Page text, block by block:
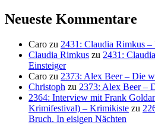
Neueste Kommentare
Caro zu 2431: Claudia Rimkus
Claudia Rimkus zu 2431:
Einsteiger
Caro zu 2373: Alex Beer – Die
Christoph zu 2373: Alex Beer –
2364: Interview mit Frank
Krimifestival) – Krimikiste zu
Bruch. In eisigen Nächten